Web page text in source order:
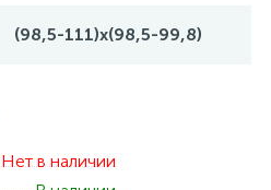
(98,5-111)x(98,5-99,8)
Нет в наличии